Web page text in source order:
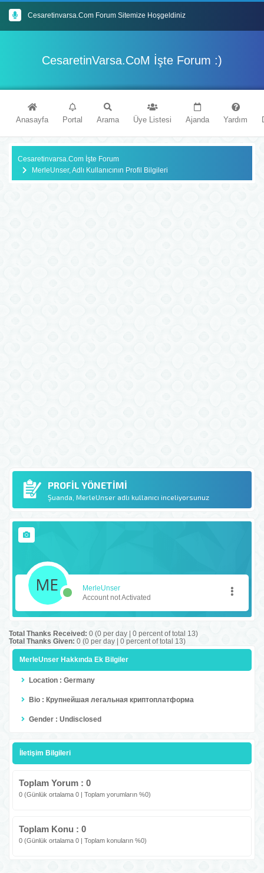
Cesaretinvarsa.Com Forum Sitemize Hoşgeldiniz
CesaretinVarsa.CoM İşte Forum :)
Anasayfa Portal Arama Üye Listesi Ajanda Yardım
Cesaretinvarsa.Com İşte Forum
MerleUnser, Adlı Kullanıcının Profil Bilgileri
PROFIL YÖNETIMI
Şuanda, MerleUnser adlı kullanıcı inceliyorsunuz
MerleUnser
Account not Activated
Total Thanks Received: 0 (0 per day | 0 percent of total 13)
Total Thanks Given: 0 (0 per day | 0 percent of total 13)
MerleUnser Hakkında Ek Bilgiler
Location : Germany
Bio : Крупнейшая легальная криптоплатформа
Gender : Undisclosed
İletişim Bilgileri
Toplam Yorum : 0
0 (Günlük ortalama 0 | Toplam yorumların %0)
Toplam Konu : 0
0 (Günlük ortalama 0 | Toplam konuların %0)